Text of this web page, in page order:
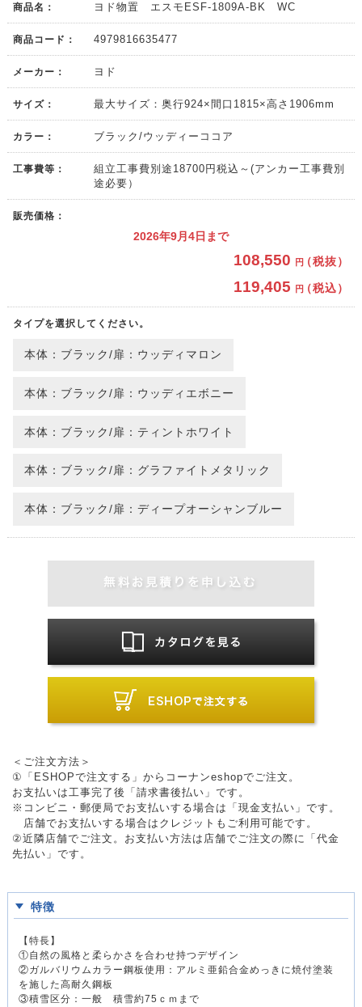
商品名： ヨド物置 エスモESF-1809A-BK WC
商品コード： 4979816635477
メーカー： ヨド
サイズ： 最大サイズ：奥行924×間口1815×高さ1906mm
カラー： ブラック/ウッディーココア
工事費等：
組立工事費別途18700円税込～(アンカー工事費別
途必要）
販売価格：
2026年9月4日まで
108,550 円（税抜）
119,405 円（税込）
タイプを選択してください。
本体：ブラック/扉：ウッディマロン
本体：ブラック/扉：ウッディエボニー
本体：ブラック/扉：ティントホワイト
本体：ブラック/扉：グラファイトメタリック
本体：ブラック/扉：ディープオーシャンブルー
＜ご注文方法＞
①「ESHOPで注文する」からコーナンeshopでご注文。
お支払いは工事完了後「請求書後払い」です。
※コンビニ・郵便局でお支払いする場合は「現金支払い」です。
店舗でお支払いする場合はクレジットもご利用可能です。
②近隣店舗でご注文。お支払い方法は店舗でご注文の際に「代金
先払い」です。
特徴
【特長】
①自然の風格と柔らかさを合わせ持つデザイン
②ガルバリウムカラー鋼板使用：アルミ亜鉛合金めっきに焼付塗装
を施した高耐久鋼板
③積雪区分：一般 積雪約75ｃｍまで